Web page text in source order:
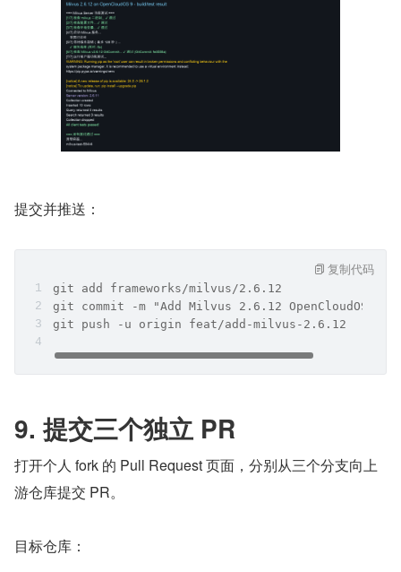
提交并推送：
git add frameworks/milvus/2.6.12
git commit -m "Add Milvus 2.6.12 OpenCloudOS
git push -u origin feat/add-milvus-2.6.12
复制代码
9. 提交三个独立 PR
打开个人 fork 的 Pull Request 页面，分别从三个分支向上
游仓库提交 PR。
目标仓库：